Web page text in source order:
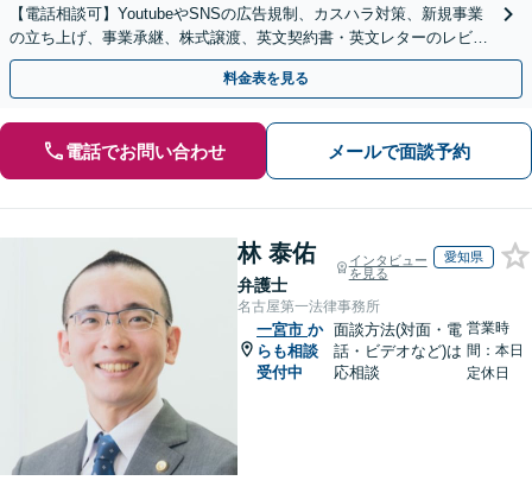
【電話相談可】YoutubeやSNSの広告規制、カスハラ対策、新規事業
の立ち上げ、事業承継、株式譲渡、英文契約書・英文レターのレビュ
ー・ドラフトなどに対応。
料金表を見る
電話でお問い合わせ メールで面談予約
林 泰佑
弁護士
インタビュー
を見る
愛知県
名古屋第一法律事務所
一宮市 か
らも相談
受付中
面談方法(対面・電
話・ビデオなど)は
応相談
営業時
間：本日
定休日